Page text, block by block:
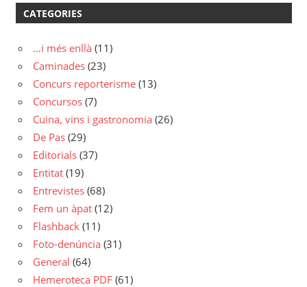
CATEGORIES
…i més enllà (11)
Caminades (23)
Concurs reporterisme (13)
Concursos (7)
Cuina, vins i gastronomia (26)
De Pas (29)
Editorials (37)
Entitat (19)
Entrevistes (68)
Fem un àpat (12)
Flashback (11)
Foto-denúncia (31)
General (64)
Hemeroteca PDF (61)